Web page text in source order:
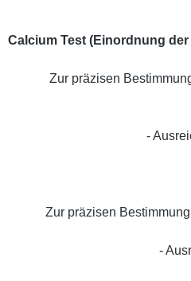
Calcium Test (Einordnung
Zur präzisen
-
Zur präzisen
-